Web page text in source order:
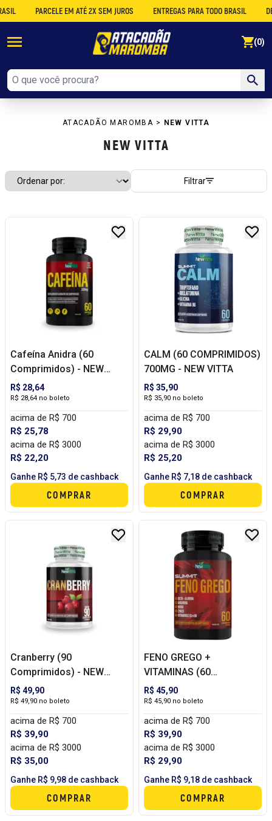
PARCELE EM ATÉ 2X SEM JUROS ENTREGAS PARA TODO BRASIL
(0)
ATACADÃO MAROMBA > NEW VITTA
NEW VITTA
Filtrar
Cafeína Anidra (60
Comprimidos) - NEW
VITTA
R$ 28,64
R$ 28,64 no boleto
acima de R$ 700
R$ 25,78
acima de R$ 3000
R$ 22,20
Ganhe R$ 5,73 de cashback
COMPRAR
CALM (60 COMPRIMIDOS)
700MG - NEW VITTA
R$ 35,90
R$ 35,90 no boleto
acima de R$ 700
R$ 29,90
acima de R$ 3000
R$ 25,20
Ganhe R$ 7,18 de cashback
COMPRAR
Cranberry (90
Comprimidos) - NEW
VITTA
R$ 49,90
R$ 49,90 no boleto
acima de R$ 700
R$ 39,90
acima de R$ 3000
R$ 35,00
Ganhe R$ 9,98 de cashback
COMPRAR
FENO GREGO +
VITAMINAS (60
COMPRIMIDOS) - NEW
VITTA
R$ 45,90
R$ 45,90 no boleto
acima de R$ 700
R$ 39,90
acima de R$ 3000
R$ 29,90
Ganhe R$ 9,18 de cashback
COMPRAR